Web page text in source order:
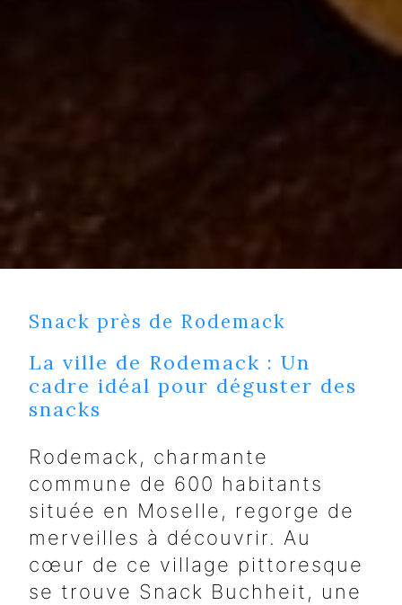
Snack près de Rodemack
La ville de Rodemack : Un
cadre idéal pour déguster des
snacks
Rodemack, charmante
commune de 600 habitants
située en Moselle, regorge de
merveilles à découvrir. Au
cœur de ce village pittoresque
se trouve Snack Buchheit, une